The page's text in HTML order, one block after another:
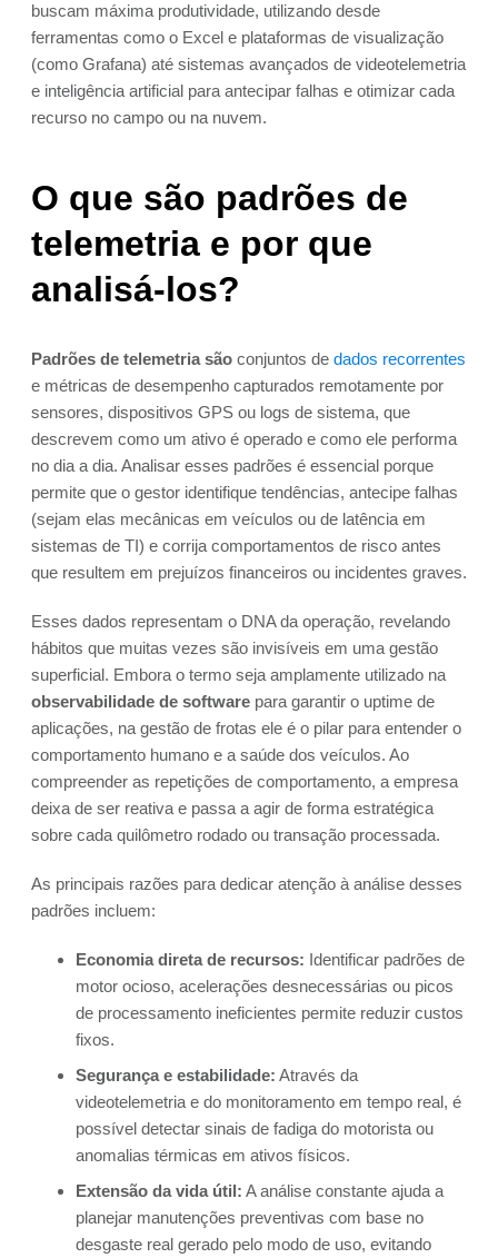
buscam máxima produtividade, utilizando desde
ferramentas como o Excel e plataformas de visualização
(como Grafana) até sistemas avançados de videotelemetria
e inteligência artificial para antecipar falhas e otimizar cada
recurso no campo ou na nuvem.
O que são padrões de
telemetria e por que
analisá-los?
Padrões de telemetria são conjuntos de dados recorrentes
e métricas de desempenho capturados remotamente por
sensores, dispositivos GPS ou logs de sistema, que
descrevem como um ativo é operado e como ele performa
no dia a dia. Analisar esses padrões é essencial porque
permite que o gestor identifique tendências, antecipe falhas
(sejam elas mecânicas em veículos ou de latência em
sistemas de TI) e corrija comportamentos de risco antes
que resultem em prejuízos financeiros ou incidentes graves.
Esses dados representam o DNA da operação, revelando
hábitos que muitas vezes são invisíveis em uma gestão
superficial. Embora o termo seja amplamente utilizado na
observabilidade de software para garantir o uptime de
aplicações, na gestão de frotas ele é o pilar para entender o
comportamento humano e a saúde dos veículos. Ao
compreender as repetições de comportamento, a empresa
deixa de ser reativa e passa a agir de forma estratégica
sobre cada quilômetro rodado ou transação processada.
As principais razões para dedicar atenção à análise desses
padrões incluem:
Economia direta de recursos: Identificar padrões de
motor ocioso, acelerações desnecessárias ou picos
de processamento ineficientes permite reduzir custos
fixos.
Segurança e estabilidade: Através da
videotelemetria e do monitoramento em tempo real, é
possível detectar sinais de fadiga do motorista ou
anomalias térmicas em ativos físicos.
Extensão da vida útil: A análise constante ajuda a
planejar manutenções preventivas com base no
desgaste real gerado pelo modo de uso, evitando